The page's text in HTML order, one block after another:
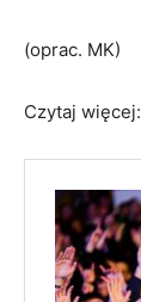
(oprac. MK)
Czytaj więcej: